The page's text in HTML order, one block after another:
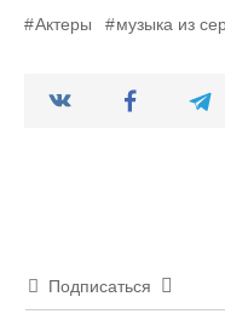
Актеры музыка из
Подписаться